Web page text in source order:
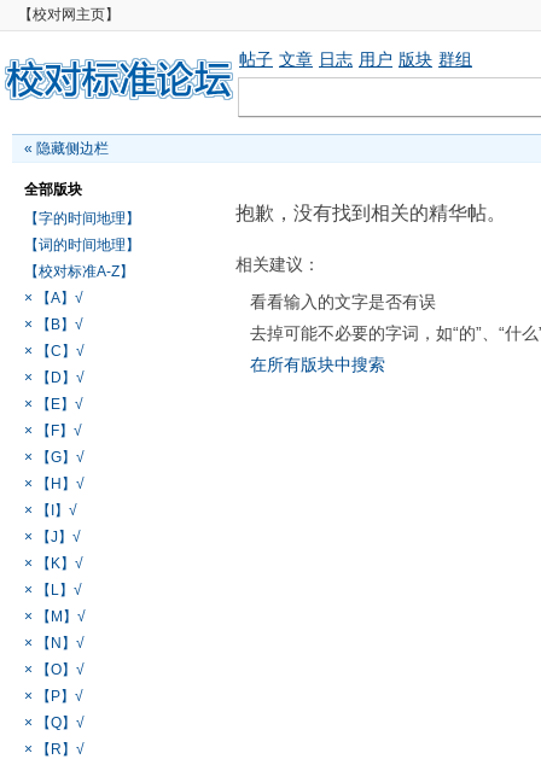
【校对网主页】
帖子 文章 日志 用户 版块 群组
« 隐藏侧边栏
全部版块
【字的时间地理】
【词的时间地理】
【校对标准A-Z】
× 【A】√
× 【B】√
× 【C】√
× 【D】√
× 【E】√
× 【F】√
× 【G】√
× 【H】√
× 【I】√
× 【J】√
× 【K】√
× 【L】√
× 【M】√
× 【N】√
× 【O】√
× 【P】√
× 【Q】√
× 【R】√
抱歉，没有找到相关的精华帖。
相关建议：
看看输入的文字是否有误
去掉可能不必要的字词，如“的”、“什么
在所有版块中搜索